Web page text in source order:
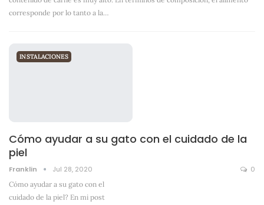
corresponde por lo tanto a la…
INSTALACIONES
Cómo ayudar a su gato con el cuidado de la
piel
Franklin Jul 28, 2020 0
Cómo ayudar a su gato con el
cuidado de la piel? En mi post